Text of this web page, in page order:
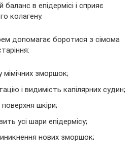
в епідермісі і сприяє
колагену.
допомагає боротися з сімома
зморшок;
і видимість капілярних судин;
шкіри;
усі шари епідермісу;
нових зморшок;